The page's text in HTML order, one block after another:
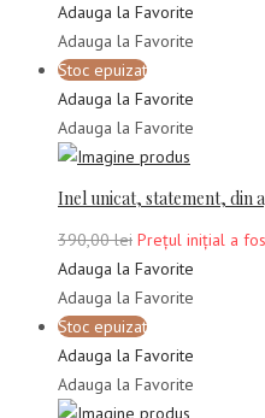
Adauga la Favorite
Adauga la Favorite
Stoc epuizat
Adauga la Favorite
Adauga la Favorite
Inel unicat, statement, din
390,00lei Prețul inițial a
Adauga la Favorite
Adauga la Favorite
Stoc epuizat
Adauga la Favorite
Adauga la Favorite